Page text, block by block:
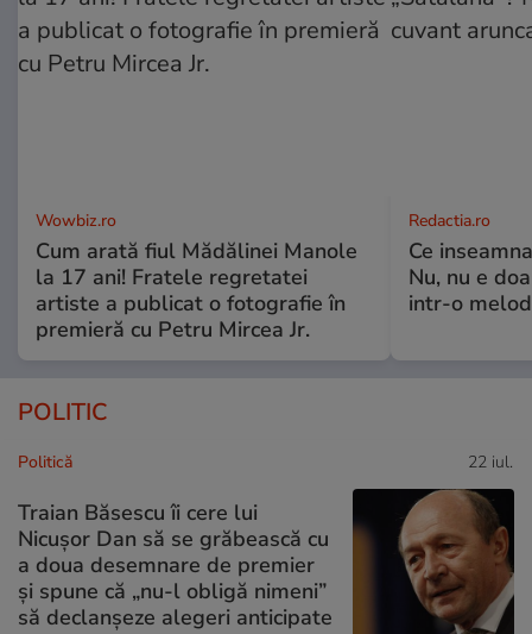
Wowbiz.ro
Cum arată fiul Mădălinei Manole
la 17 ani! Fratele regretatei
artiste a publicat o fotografie în
premieră cu Petru Mircea Jr.
Redactia.ro
Ce
Nu, nu e
intr-o
POLITIC
Politică 22 iul.
Traian Băsescu îi cere lui
Nicușor Dan să se grăbească cu
a doua desemnare de premier
și spune că „nu-l obligă nimeni”
să declanșeze alegeri anticipate